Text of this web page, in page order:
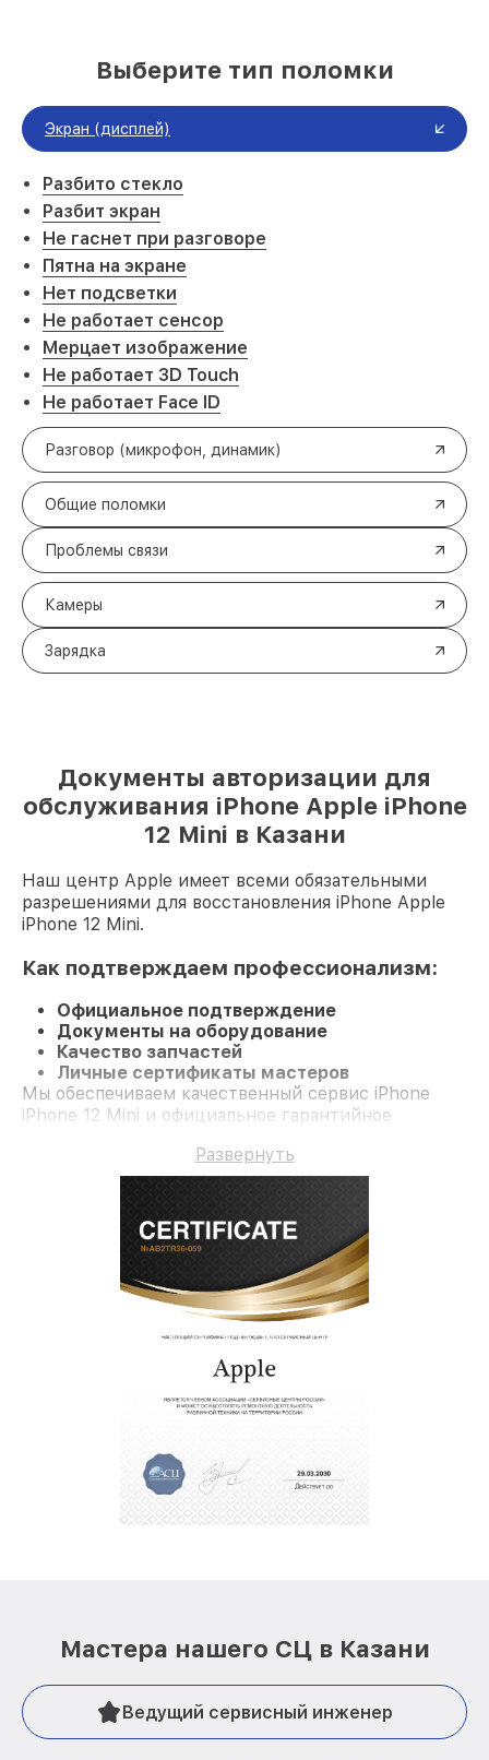
Выберите тип поломки
Экран (дисплей)
Разбито стекло
Разбит экран
Не гаснет при разговоре
Пятна на экране
Нет подсветки
Не работает сенсор
Мерцает изображение
Не работает 3D Touch
Не работает Face ID
Разговор (микрофон, динамик)
Общие поломки
Проблемы связи
Камеры
Зарядка
Документы авторизации для
обслуживания iPhone Apple iPhone
12 Mini в Казани
Наш центр Apple имеет всеми обязательными
разрешениями для восстановления iPhone Apple
iPhone 12 Mini.
Как подтверждаем профессионализм:
Официальное подтверждение
Документы на оборудование
Качество запчастей
Личные сертификаты мастеров
Мы обеспечиваем качественный сервис iPhone
iPhone 12 Mini и официальное гарантийное
Развернуть
Мастера нашего СЦ в Казани
Ведущий сервисный инженер